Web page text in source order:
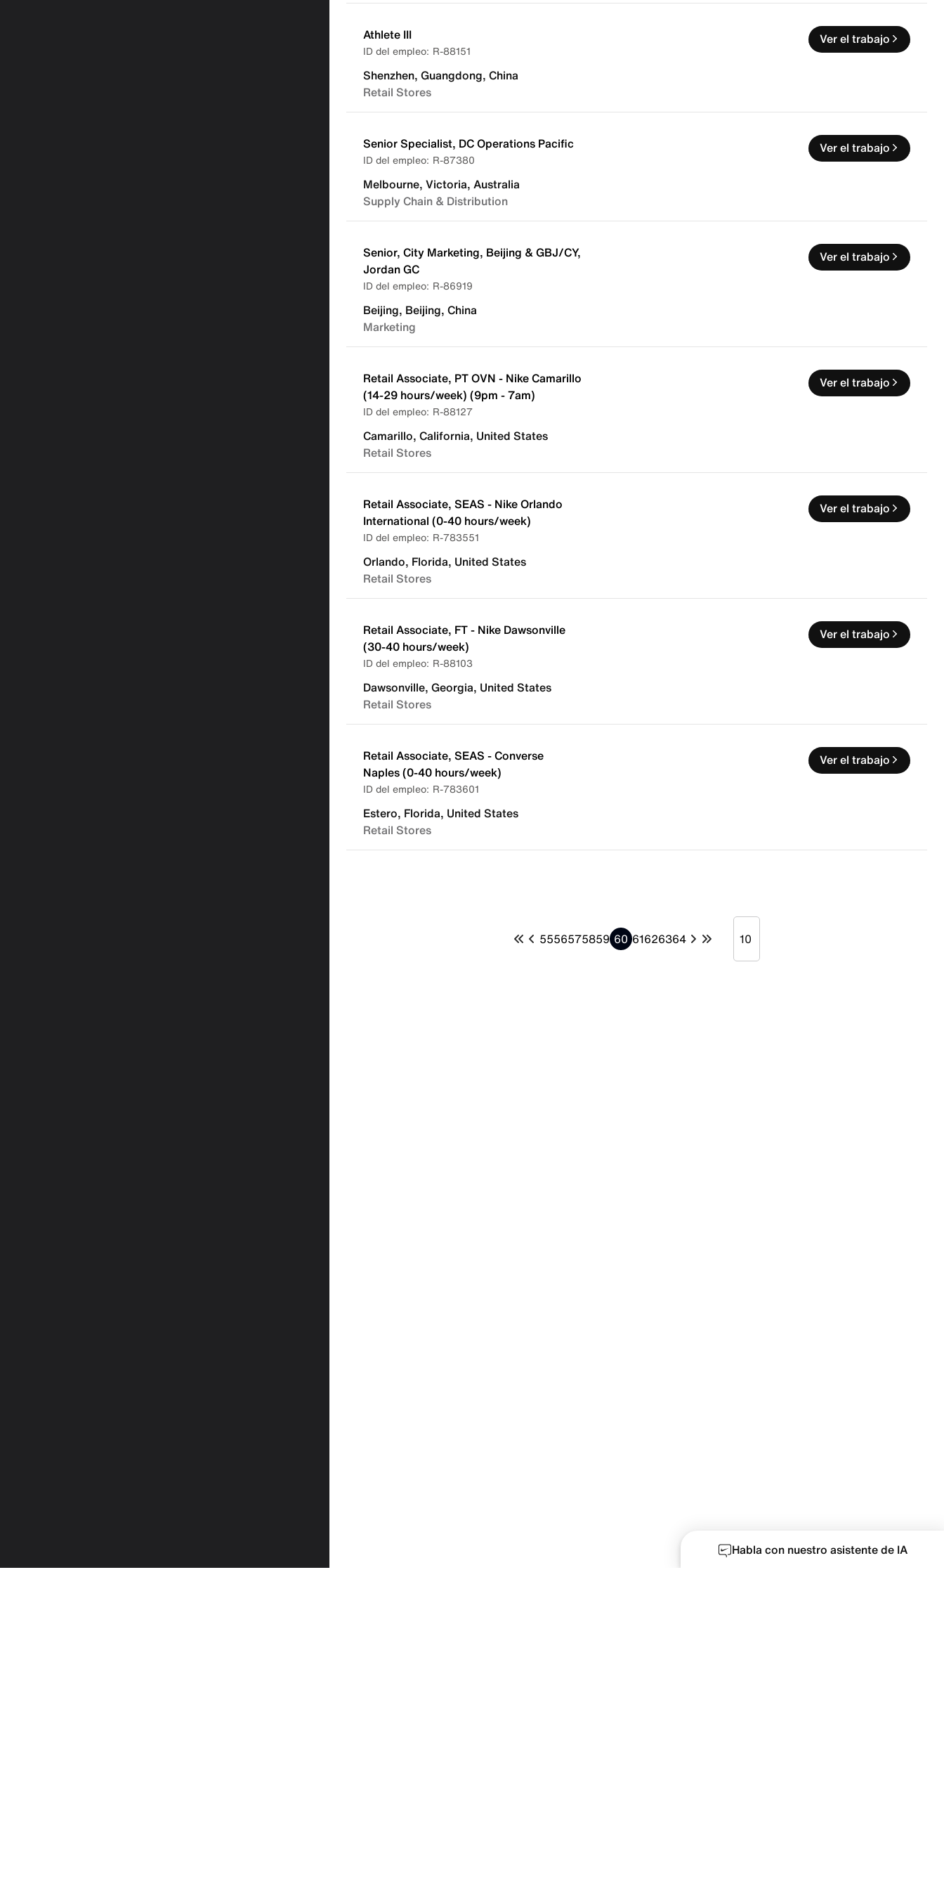
Athlete III
R-88151
Shenzhen, Guangdong, China
Retail Stores
Ver el trabajo
Senior Specialist, DC Operations Pacific
R-87380
Melbourne, Victoria, Australia
Supply Chain & Distribution
Ver el trabajo
Senior, City Marketing, Beijing & GBJ/CY,
Jordan GC
R-86919
Beijing, Beijing, China
Marketing
Ver el trabajo
Retail Associate, PT OVN - Nike Camarillo
(14-29 hours/week) (9pm - 7am)
R-88127
Camarillo, California, United States
Retail Stores
Ver el trabajo
Retail Associate, SEAS - Nike Orlando
International (0-40 hours/week)
R-783551
Orlando, Florida, United States
Retail Stores
Ver el trabajo
Retail Associate, FT - Nike Dawsonville
(30-40 hours/week)
R-88103
Dawsonville, Georgia, United States
Retail Stores
Ver el trabajo
Retail Associate, SEAS - Converse
Naples (0-40 hours/week)
R-783601
Estero, Florida, United States
Retail Stores
Ver el trabajo
5556575859 60 61626364
Habla con nuestro asistente de IA